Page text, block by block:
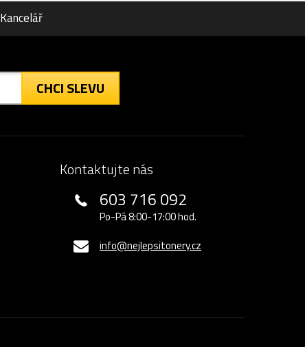
Kancelář
CHCI SLEVU
Kontaktujte nás
603 716 092
Po-Pá 8:00-17:00 hod.
info@nejlepsitonery.cz